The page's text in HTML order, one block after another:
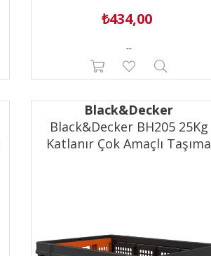
₺434,00
--
Black&Decker
Black&Decker BH205 25Kg
Katlanır Çok Amaçlı Taşıma